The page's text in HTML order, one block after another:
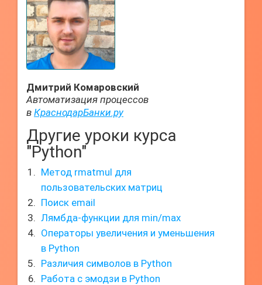
Дмитрий Комаровский
Автоматизация процессов
в КраснодарБанки.ру
Другие уроки курса
"Python"
Метод rmatmul для
пользовательских матриц
Поиск email
Лямбда-функции для min/max
Операторы увеличения и уменьшения
в Python
Различия символов в Python
Работа с эмодзи в Python